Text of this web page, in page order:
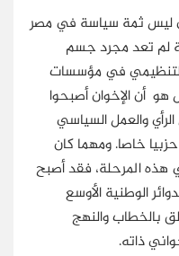
أن ليس ثمة سياسة في مصر
لم تعد مجرد جسم
التنظيمي في مؤسسات
هو أن الإخوان أصبحوا
والعمل السياسي
خاصا. ومهما كان
هذه المرحلة، فقد أصبح
الوطنية الأوسع
بالخطاب والنهج
ذاته.